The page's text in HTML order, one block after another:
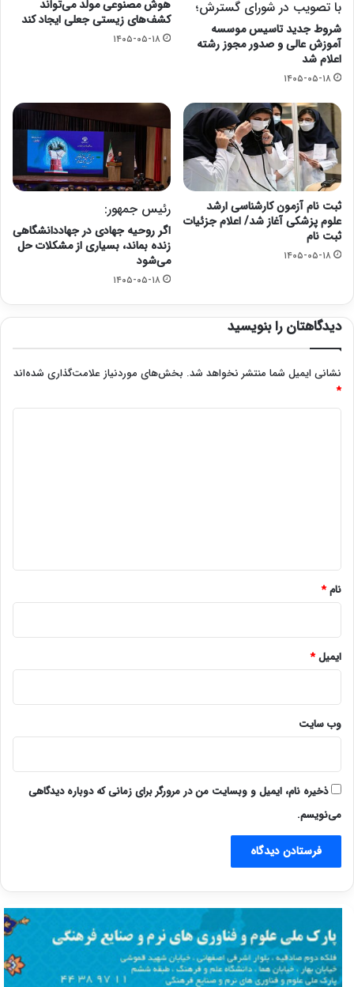
با تصویب در شورای گسترش؛
شروط جدید تاسیس موسسه
آموزش عالی و صدور مجوز رشته
اعلام شد
۱۴۰۵-۰۵-۱۸
هوش مصنوعی مولد می‌تواند
کشف‌های زیستی جعلی ایجاد کند
۱۴۰۵-۰۵-۱۸
ثبت نام آزمون کارشناسی ارشد
علوم پزشکی آغاز شد/ اعلام جزئیات
ثبت نام
۱۴۰۵-۰۵-۱۸
رئیس جمهور:
اگر روحیه جهادی در جهاددانشگاهی
زنده بماند، بسیاری از مشکلات حل
می‌شود
۱۴۰۵-۰۵-۱۸
دیدگاهتان را بنویسید
نشانی ایمیل شما منتشر نخواهد شد. بخش‌های موردنیاز علامت‌گذاری شده‌اند
*
نام*
ایمیل*
وب‌ سایت
ذخیره نام، ایمیل و وبسایت من در مرورگر برای زمانی که دوباره دیدگاهی
می‌نویسم.